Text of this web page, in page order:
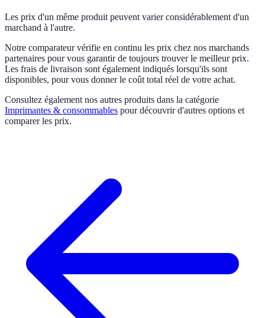
Les prix d'un même produit peuvent varier considérablement d'un
marchand à l'autre.
Notre comparateur vérifie en continu les prix chez nos marchands
partenaires pour vous garantir de toujours trouver le meilleur prix.
Les frais de livraison sont également indiqués lorsqu'ils sont
disponibles, pour vous donner le coût total réel de votre achat.
Consultez également nos autres produits dans la catégorie
Imprimantes & consommables pour découvrir d'autres options et
comparer les prix.